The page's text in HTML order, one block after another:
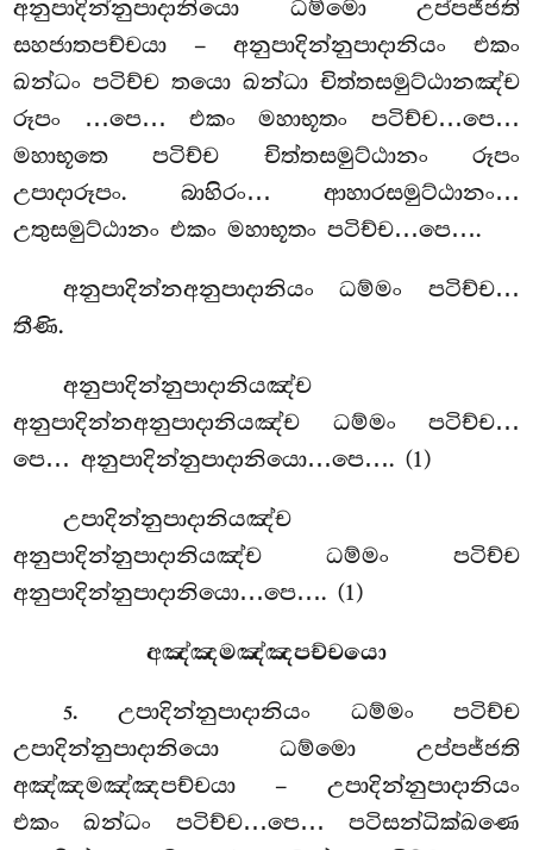
අනුපාදින්නුපාදානියො ධම්මො උප්පජ්ජති
සහජාතපච්චයා – අනුපාදින්නුපාදානියං එකං
ඛන්ධං පටිච්ච තයො ඛන්ධා චිත්තසමුට්ඨානඤ්ච
රූපං
…පෙ… එකං මහාභූතං පටිච්ච…පෙ…
මහාභූතෙ පටිච්ච චිත්තසමුට්ඨානං රූපං
උපාදාරූපං. බාහිරං… ආහාරසමුට්ඨානං…
උතුසමුට්ඨානං එකං මහාභූතං පටිච්ච…පෙ….
අනුපාදින්නඅනුපාදානියං ධම්මං පටිච්ච…
තීණි.
අනුපාදින්නුපාදානියඤ්ච
අනුපාදින්නඅනුපාදානියඤ්ච ධම්මං පටිච්ච…
පෙ… අනුපාදින්නුපාදානියො…පෙ…. (1)
උපාදින්නුපාදානියඤ්ච
අනුපාදින්නුපාදානියඤ්ච ධම්මං පටිච්ච
අනුපාදින්නුපාදානියො…පෙ…. (1)
අඤ්ඤමඤ්ඤපච්චයො
5. උපාදින්නුපාදානියං ධම්මං පටිච්ච
උපාදින්නුපාදානියො ධම්මො උප්පජ්ජති
අඤ්ඤමඤ්ඤපච්චයා – උපාදින්නුපාදානියං
එකං ඛන්ධං පටිච්ච…පෙ… පටිසන්ධික්ඛණෙ